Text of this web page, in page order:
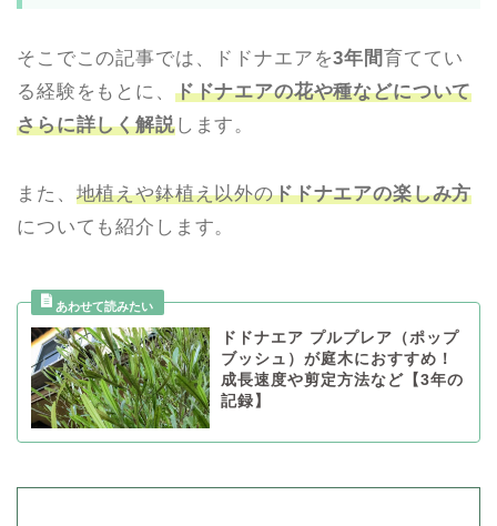
そこでこの記事では、ドドナエアを3年間 育ててい
る経験をもとに、 ドドナエアの花や種などについて
さらに詳しく解説します。
また、 地植えや鉢植え以外のドドナエアの楽しみ方
についても紹介します。
ドドナエア プルプレア（ポップ
ブッシュ）が庭木におすすめ！
成長速度や剪定方法など【3年の
記録】